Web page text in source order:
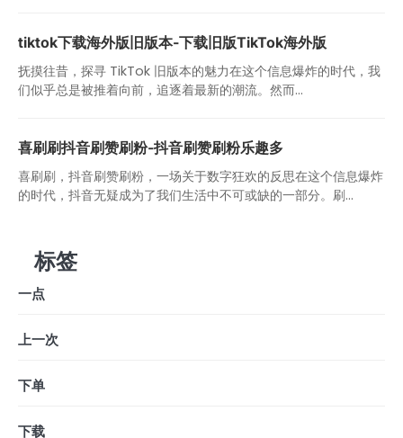
tiktok下载海外版旧版本-下载旧版TikTok海外版
抚摸往昔，探寻 TikTok 旧版本的魅力在这个信息爆炸的时代，我
们似乎总是被推着向前，追逐着最新的潮流。然而...
喜刷刷抖音刷赞刷粉-抖音刷赞刷粉乐趣多
喜刷刷，抖音刷赞刷粉，一场关于数字狂欢的反思在这个信息爆炸
的时代，抖音无疑成为了我们生活中不可或缺的一部分。刷...
标签
一点
上一次
下单
下载